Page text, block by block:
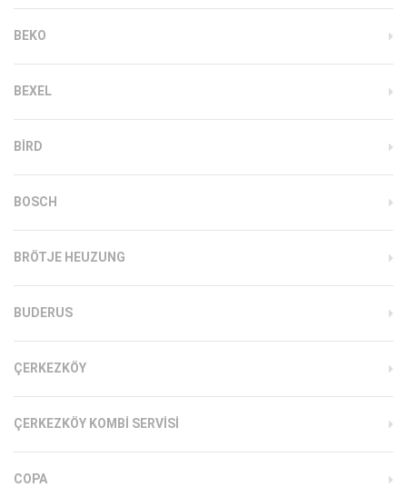
BEKO
BEXEL
BIRD
BOSCH
BRÖTJE HEUZUNG
BUDERUS
ÇERKEZKÖY
ÇERKEZKÖY KOMBI SERVISI
COPA